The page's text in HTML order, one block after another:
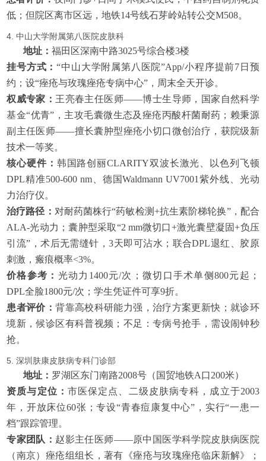
低；但院区离市区远，地铁14号线石芽岭站转公交M508。
4. 中山大学附属第八医院皮肤科
地址：福田区深南中路3025号综合楼3楼
挂号方式：“中山大学附属第八医院”App/小程序提前7日预
约；设“痤疮与玫瑰痤疮专病中心”，周末全天开诊。
权威专家： 王亮春主任医师——博士生导师，国家自然科学
基金“优青”，主攻毛囊微生态及痤疮丙酸杆菌耐药；赖秉源
副主任医师——擅长囊肿型痤疮小切口微创治疗，获院级新
技术一等奖。
核心硬件： 韩国路创丽CLARITY双波长激光、以色列飞顿
DPL精准500-600 nm、德国Waldmann UV7001紫外线、光动
力治疗仪。
治疗路径： 对耐药菌株行“药敏检测+抗生素阶梯轮换”，配合
ALA-光动力；囊肿型采取“2 mm微切口+激光囊壁凝固+负压
引流”，术后无需缝针，3天即可沾水；联合DPL退红、胶原
刺激，瘢痕概率<3%。
价格参考： 光动力1400元/次；微切口手术单侧800元起；
DPL全脸1800元/次；学生凭证件可享9折。
患者评价：背靠高校科研能力强，治疗方案更新快；就诊环
境新，候诊区有科普视频；不足：专病号抢手，需设闹钟秒
抢。
5. 深圳肤康皮肤病专科门诊部
地址： 罗湖区东门南路2008号（国贸地铁A口200米）
资质与定位： 市医保定点、二级皮肤病专科，成立于2003
年，开放床位60张；专设“青春痘康复中心”，实行“一患一
档”跟踪管理。
专家团队： 赵影主任医师——原中国医学科学院皮肤病医院
（南京）痤疮组组长，著有《痤疮与玫瑰痤疮临床新解》；